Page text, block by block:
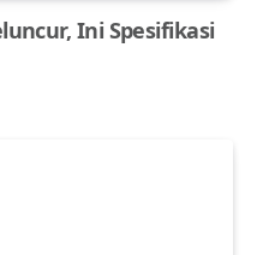
Ini Spesifikasi